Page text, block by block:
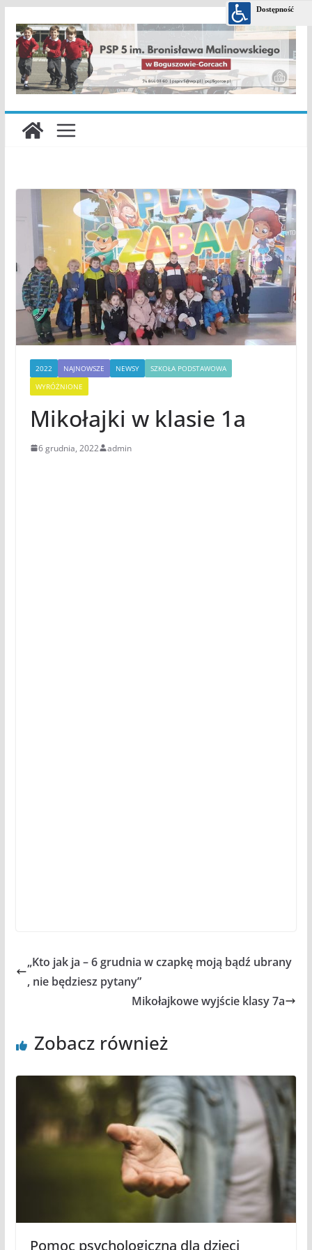
treści
2022 NAJNOWSZE NEWSY
SZKOŁA PODSTAWOWA
WYRÓŻNIONE
Mikołajki w klasie 1a
6 grudnia, 2022 admin
„Kto jak ja – 6 grudnia w czapkę moją bądź ubrany
, nie będziesz pytany”
Mikołajkowe wyjście klasy 7a
Zobacz również
Pomoc psychologiczna dla dzieci